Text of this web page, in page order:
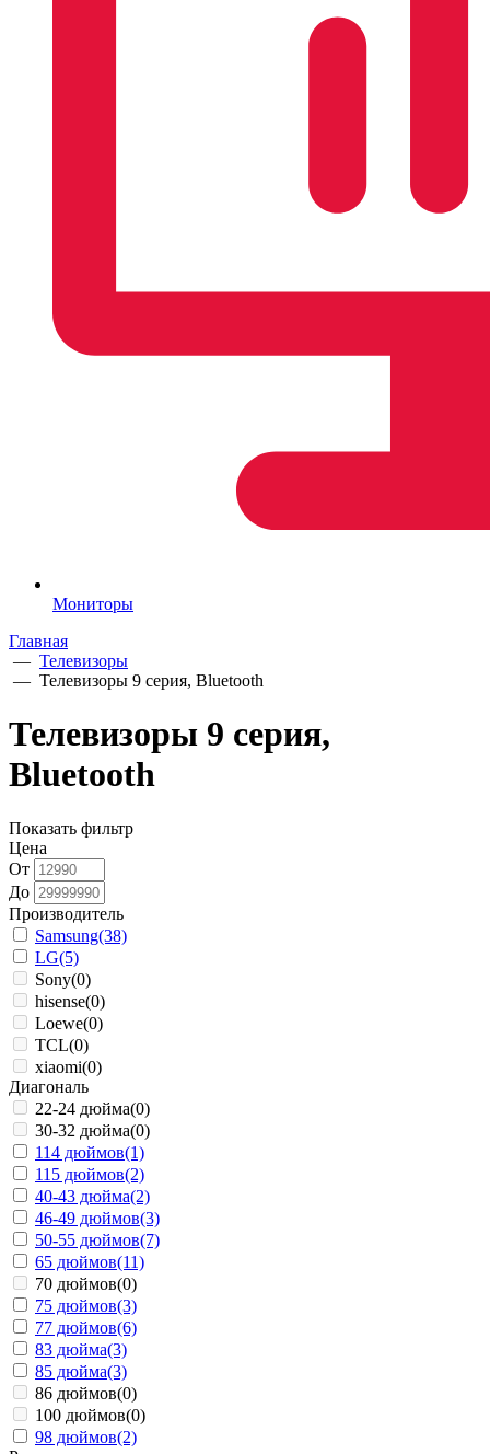
Мониторы
Главная
— Телевизоры
— Телевизоры 9 серия, Bluetooth
Телевизоры 9 серия,
Bluetooth
Показать фильтр
Цена
От
До
Производитель
Samsung(38)
LG(5)
Sony(0)
hisense(0)
Loewe(0)
TCL(0)
xiaomi(0)
Диагональ
22-24 дюйма(0)
30-32 дюйма(0)
114 дюймов(1)
115 дюймов(2)
40-43 дюйма(2)
46-49 дюймов(3)
50-55 дюймов(7)
65 дюймов(11)
70 дюймов(0)
75 дюймов(3)
77 дюймов(6)
83 дюйма(3)
85 дюйма(3)
86 дюймов(0)
100 дюймов(0)
98 дюймов(2)